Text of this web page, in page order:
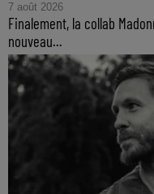
7 août 2026
Finalement, la collab
nouveau...